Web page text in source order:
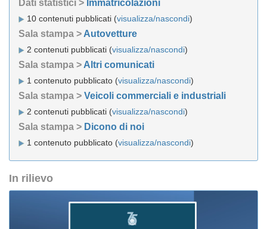
Dati statistici > Immatricolazioni
10 contenuti pubblicati (visualizza/nascondi)
Sala stampa > Autovetture
2 contenuti pubblicati (visualizza/nascondi)
Sala stampa > Altri comunicati
1 contenuto pubblicato (visualizza/nascondi)
Sala stampa > Veicoli commerciali e industriali
2 contenuti pubblicati (visualizza/nascondi)
Sala stampa > Dicono di noi
1 contenuto pubblicato (visualizza/nascondi)
In rilievo